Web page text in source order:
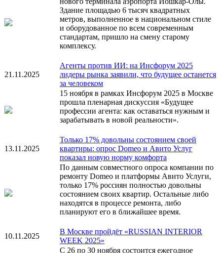
Здание площадью 6 тысяч квадратных
метров, выполненное в национальном стиле
и оборудованное по всем современным
стандартам, пришло на смену старому
комплексу.
21.11.2025
Агенты против ИИ: на Инсфорум 2025
лидеры рынка заявили, что будущее останется
за человеком
15 ноября в рамках Инсфорум 2025 в Москве
прошла пленарная дискуссия «Будущее
профессии агента: как оставаться нужным и
зарабатывать в новой реальности».
13.11.2025
Только 17% довольны состоянием своей
квартиры: опрос Domeo и Авито Услуг
показал новую норму комфорта
По данным совместного опроса компании по
ремонту Domeo и платформы Авито Услуги,
только 17% россиян полностью довольны
состоянием своих квартир. Остальные либо
находятся в процессе ремонта, либо
планируют его в ближайшее время.
10.11.2025
В Москве пройдёт «RUSSIAN INTERIOR
WEEK 2025»
С 26 по 30 ноября состоится ежегодное